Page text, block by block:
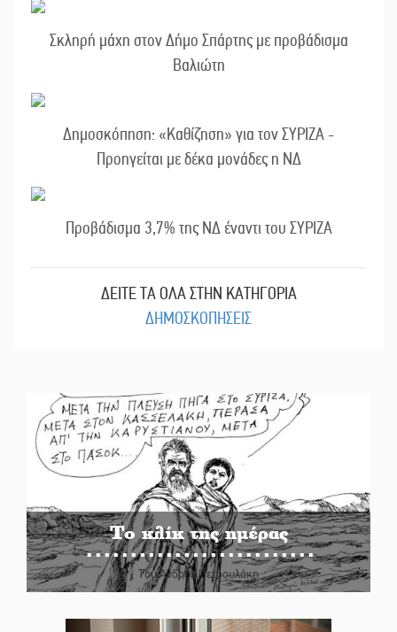
Σκληρή μάχη στον Δήμο Σπάρτης με προβάδισμα
Βαλιώτη
Δημοσκόπηση: «Καθίζηση» για τον ΣΥΡΙΖΑ -
Προηγείται με δέκα μονάδες η ΝΔ
Προβάδισμα 3,7% της ΝΔ έναντι του ΣΥΡΙΖΑ
ΔΕΙΤΕ ΤΑ ΟΛΑ ΣΤΗΝ ΚΑΤΗΓΟΡΙΑ
ΔΗΜΟΣΚΟΠΗΣΕΙΣ
Το κλίκ της ημέρας
Του Ανδρέα Πετρουλάκη